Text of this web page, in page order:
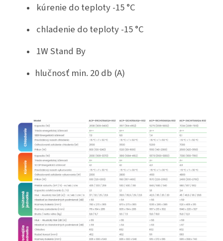
kúrenie do teploty -15 °C
chladenie do teploty -15 °C
1W Stand By
hlučnosť min. 20 db (A)